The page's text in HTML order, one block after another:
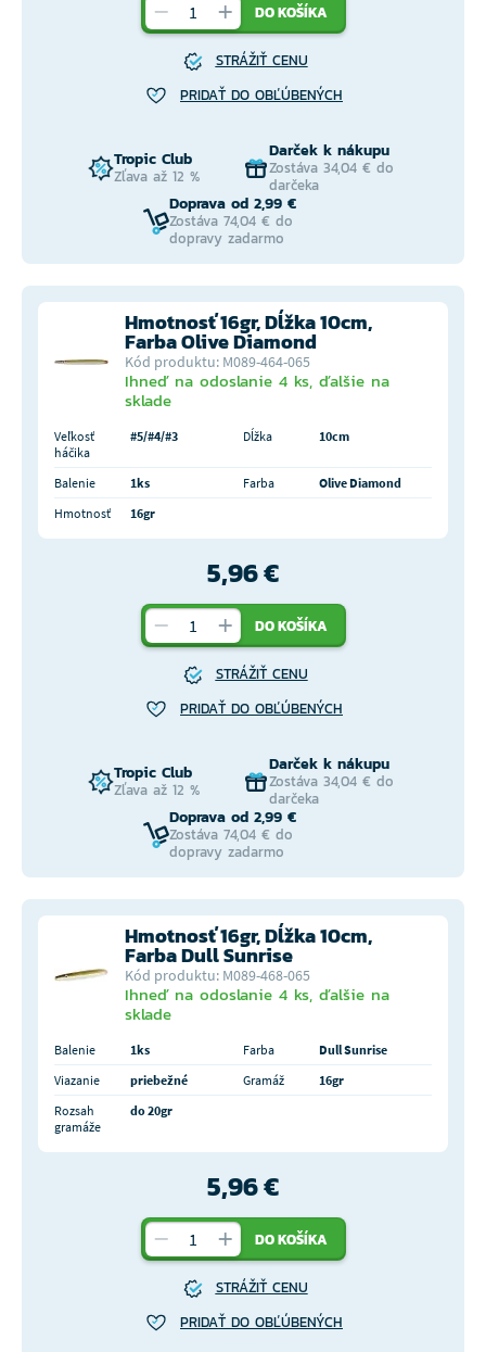
DO KOŠÍKA
STRÁŽIŤ CENU
PRIDAŤ DO OBĽÚBENÝCH
Tropic Club
Zľava až 12 %
Darček k nákupu
Zostáva 34,04 € do
darčeka
Doprava od 2,99 €
Zostáva 74,04 € do
dopravy zadarmo
Hmotnosť 16gr, Dĺžka 10cm,
Farba Olive Diamond
Kód produktu: M089-464-065
Ihneď na odoslanie 4 ks, ďalšie na
sklade
Veľkosť
háčika
#5/#4/#3 Dĺžka 10cm
Balenie 1ks Farba
Olive Diamond
Hmotnosť
16gr
5,96 €
DO KOŠÍKA
STRÁŽIŤ CENU
PRIDAŤ DO OBĽÚBENÝCH
Tropic Club
Zľava až 12 %
Darček k nákupu
Zostáva 34,04 € do
darčeka
Doprava od 2,99 €
Zostáva 74,04 € do
dopravy zadarmo
Hmotnosť 16gr, Dĺžka 10cm,
Farba Dull Sunrise
Kód produktu: M089-468-065
Ihneď na odoslanie 4 ks, ďalšie na
sklade
Balenie 1ks Farba
Dull Sunrise
Viazanie
priebežné Gramáž
16gr
Rozsah
gramáže
do 20gr
5,96 €
DO KOŠÍKA
STRÁŽIŤ CENU
PRIDAŤ DO OBĽÚBENÝCH